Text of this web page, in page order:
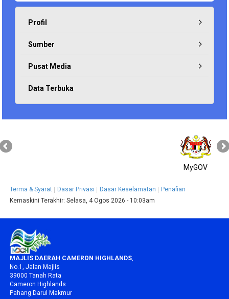
Profil
Sumber
Pusat Media
Data Terbuka
MyGOV
Terma & Syarat Dasar Privasi Dasar Keselamatan
Penafian
Kemaskini Terakhir:Selasa, 4 Ogos 2026 - 10:03am
MAJLIS DAERAH CAMERON HIGHLANDS,
No.1, Jalan Majlis
39000 Tanah Rata
Cameron Highlands
Pahang Darul Makmur